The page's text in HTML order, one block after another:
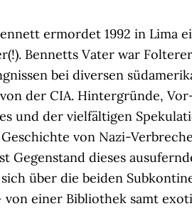
ermordet 1992 in Lima
Bennetts Vater war
bei diversen
der CIA. Hintergründe,
und der vielfältigen
von Nazi-
Gegenstand dieses
über die beiden
von einer Bibliothek samt